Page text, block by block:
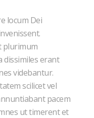
locum Dei
plurimum
dissimiles erant
videbantur.
scilicet vel
pacem
ut timerent et